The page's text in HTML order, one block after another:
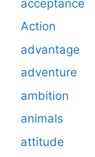
acceptance
Action
advantage
adventure
ambition
animals
attitude